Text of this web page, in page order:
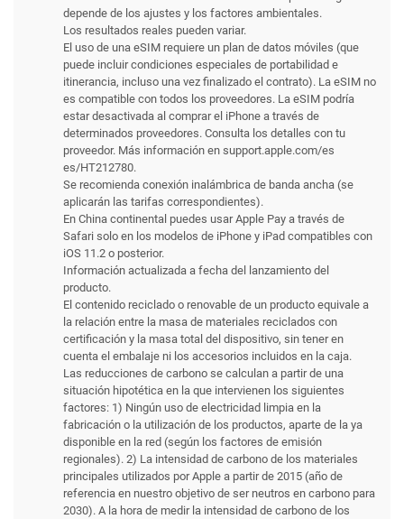
depende de los ajustes y los factores ambientales.
Los resultados reales pueden variar.
El uso de una eSIM requiere un plan de datos móviles (que
puede incluir condiciones especiales de portabilidad e
itinerancia, incluso una vez finalizado el contrato). La eSIM no
es compatible con todos los proveedores. La eSIM podría
estar desactivada al comprar el iPhone a través de
determinados proveedores. Consulta los detalles con tu
proveedor. Más información en support.apple.com/es
es/HT212780.
Se recomienda conexión inalámbrica de banda ancha (se
aplicarán las tarifas correspondientes).
En China continental puedes usar Apple Pay a través de
Safari solo en los modelos de iPhone y iPad compatibles con
iOS 11.2 o posterior.
Información actualizada a fecha del lanzamiento del
producto.
El contenido reciclado o renovable de un producto equivale a
la relación entre la masa de materiales reciclados con
certificación y la masa total del dispositivo, sin tener en
cuenta el embalaje ni los accesorios incluidos en la caja.
Las reducciones de carbono se calculan a partir de una
situación hipotética en la que intervienen los siguientes
factores: 1) Ningún uso de electricidad limpia en la
fabricación o la utilización de los productos, aparte de la ya
disponible en la red (según los factores de emisión
regionales). 2) La intensidad de carbono de los materiales
principales utilizados por Apple a partir de 2015 (año de
referencia en nuestro objetivo de ser neutros en carbono para
2030). A la hora de medir la intensidad de carbono de los